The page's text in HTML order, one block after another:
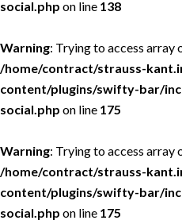
social.php on line 138
Warning: Trying to access array
/home/contract/strauss-
content/plugins/swifty-bar/
social.php on line 175
Warning: Trying to access array
/home/contract/strauss-
content/plugins/swifty-bar/
social.php on line 175